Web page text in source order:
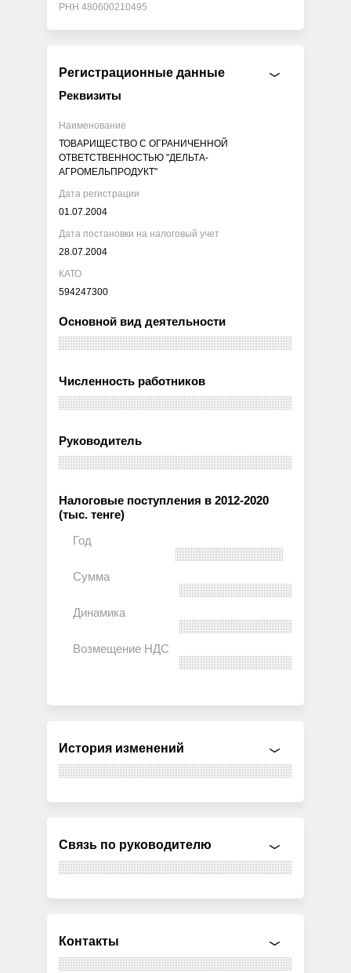
РНН 480600210495
Регистрационные данные
Реквизиты
Наименование
ТОВАРИЩЕСТВО С ОГРАНИЧЕННОЙ
ОТВЕТСТВЕННОСТЬЮ "ДЕЛЬТА-
АГРОМЕЛЬПРОДУКТ"
Дата регистрации
01.07.2004
Дата постановки на налоговый учет
28.07.2004
КАТО
594247300
Основной вид деятельности
Численность работников
Руководитель
Налоговые поступления в 2012-2020
(тыс. тенге)
История изменений
Связь по руководителю
Контакты